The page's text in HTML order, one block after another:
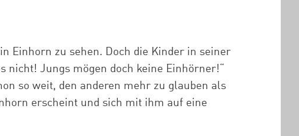
Einhorn zu sehen. Doch die Kinder in seiner
nicht! Jungs mögen doch keine Einhörner!“
so weit, den anderen mehr zu glauben als
erscheint und sich mit ihm auf eine